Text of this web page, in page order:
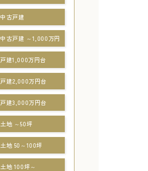
中古戸建
中古戸建 ～1,000万円
戸建1,000万円台
戸建2,000万円台
戸建3,000万円台
土地 ～50坪
土地 50～100坪
土地 100坪～